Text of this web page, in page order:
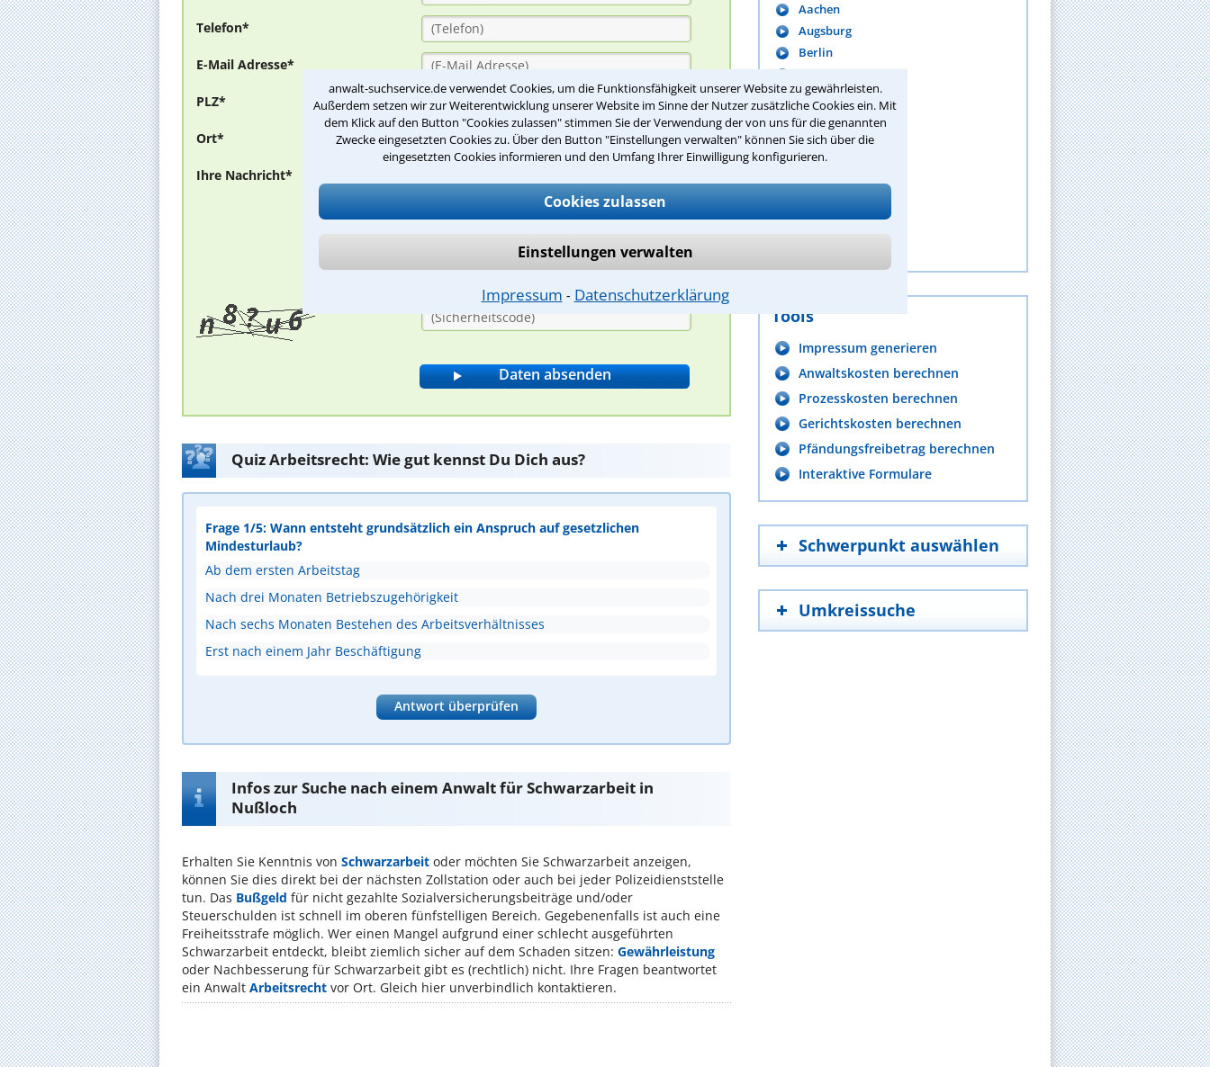
anwalt-suchservice.de verwendet Cookies, um die Funktionsfähigkeit unserer Website zu gewährleisten.
Außerdem setzen wir zur Weiterentwicklung unserer Website im Sinne der Nutzer zusätzliche Cookies ein. Mit
dem Klick auf den Button "Cookies zulassen" stimmen Sie der Verwendung der von uns für die genannten
Zwecke eingesetzten Cookies zu. Über den Button "Einstellungen verwalten" können Sie sich über die
eingesetzten Cookies informieren und den Umfang Ihrer Einwilligung konfigurieren.
Cookies zulassen
Einstellungen verwalten
Impressum ⁃ Datenschutzerklärung
Telefon*
E-Mail Adresse*
PLZ*
Ort*
Ihre Nachricht*
Quiz Arbeitsrecht: Wie gut kennst Du Dich aus?
Frage 1/5: Wann entsteht grundsätzlich ein Anspruch auf gesetzlichen
Mindesturlaub?
Ab dem ersten Arbeitstag
Nach drei Monaten Betriebszugehörigkeit
Nach sechs Monaten Bestehen des Arbeitsverhältnisses
Erst nach einem Jahr Beschäftigung
Antwort überprüfen
Infos zur Suche nach einem Anwalt für Schwarzarbeit in
Nußloch
Erhalten Sie Kenntnis von Schwarzarbeit oder möchten Sie Schwarzarbeit anzeigen,
können Sie dies direkt bei der nächsten Zollstation oder auch bei jeder Polizeidienststelle
tun. Das Bußgeld für nicht gezahlte Sozialversicherungsbeiträge und/oder
Steuerschulden ist schnell im oberen fünfstelligen Bereich. Gegebenenfalls ist auch eine
Freiheitsstrafe möglich. Wer einen Mangel aufgrund einer schlecht ausgeführten
Schwarzarbeit entdeckt, bleibt ziemlich sicher auf dem Schaden sitzen: Gewährleistung
oder Nachbesserung für Schwarzarbeit gibt es (rechtlich) nicht. Ihre Fragen beantwortet
ein Anwalt Arbeitsrecht vor Ort. Gleich hier unverbindlich kontaktieren.
Aachen
Augsburg
Berlin
Bochum
Bonn
Braunschweig
Bremen
Chemnitz
Tools
Impressum generieren
Anwaltskosten berechnen
Prozesskosten berechnen
Gerichtskosten berechnen
Pfändungsfreibetrag berechnen
Interaktive Formulare
Schwerpunkt auswählen
Umkreissuche